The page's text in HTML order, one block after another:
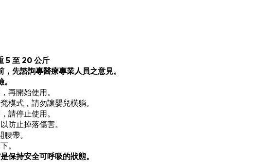
5 至 20 公斤
先諮詢專醫療專業人員之意見。
再開始使用。
模式，請勿讓嬰兒橫躺。
請停止使用。
防止掉落傷害。
帶。
。
保持安全可呼吸的狀態。